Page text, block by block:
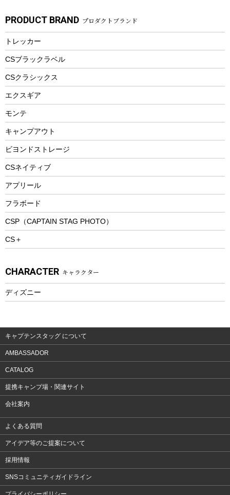
マグカップ、カップ
ステンレスボトル
フードボトル
トレー
ランチョンマット
ランチボックス
スプレー関係
ツール、他
ヘルメット
エアーポンプ
アクセサリー
自転車ウェア
パラソル
フローティングベスト
ヘルメット
エアーポンプ
ビーチテント
ウィンター
スノーシュー
防寒ウェア
トレッキング
トレッキングアクセサリー
プレイグッズ
ウェルネス
ウェア、タオル
ウェア
湯たんぽ
防災用品
PRODUCT BRAND プロダクトブランド
トレッカー
CSブラックラベル
CSクラシックス
エクスギア
モンテ
キャンプアウト
ビヨンドストレージ
CSネイティブ
アプリール
フラボード
CSP（CAPTAIN STAG PHOTO）
CS＋
CHARACTER キャラクター
ディズニー
キャプテンスタッグ について
AMBASSADOR
CATALOG
提携キャンプ場・関連サイト
会社案内
よくある質問
アイデア等のご提案について
採用情報
SNSコミュニティガイドライン